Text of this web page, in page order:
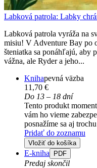
Labková patrola: Labky
Labková patrola vyráža na
misiu! V Adventure Bay po
šteniatka sa ponáhľajú, aby
vážna, ale Ryder a jeho...
Knihapevná väzba
11,70 €
Do 13 – 18 dní
Tento produkt
vám ho vieme
posnažíme sa aj
Pridať do zoznamu
Vložiť do košíka
E-kniha PDF
Predaj skončil